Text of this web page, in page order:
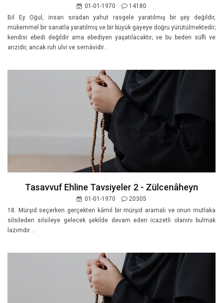
01-01-1970
14180
Bil Ey Oğul, insan sıradan yahut rasgele yaratılmış bir şey değildir,
mükemmel bir sanatla yaratılmış ve bir büyük gayeye doğru yürütülmektedir;
kendisi ebedi değildir ama ebediyen yaşatılacaktır; ve bu beden süfli ve
arızidir, ancak ruh ulvi ve semâvidir...
Tasavvuf Ehline Tavsiyeler 2 - Zülcenâheyn
01-01-1970
20305
18. Mürşid seçerken gerçekten kâmil bir mürşid aramalı ve onun mutlaka
silsileden silsileye gelecek şekilde devam eden icazetli olanını bulmak
lazımdır. ..